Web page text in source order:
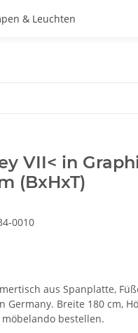
& Leuchten
VII< in
(BxHxT)
0010
aus Spanplatte,
Germany. Breite 180 cm,
bestellen.